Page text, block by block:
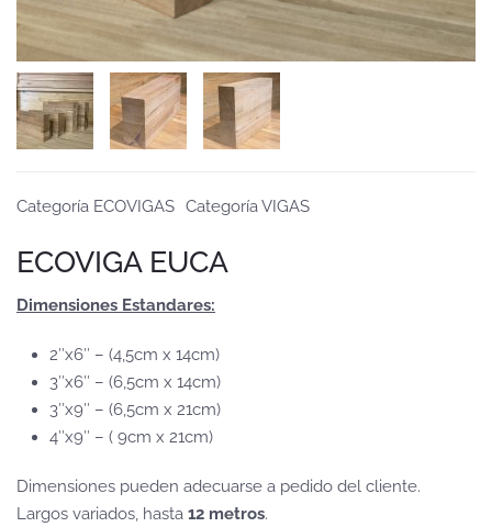
Categoría ECOVIGAS Categoría VIGAS
ECOVIGA EUCA
Dimensiones Estandares:
2″x6″ – (4,5cm x 14cm)
3″x6″ – (6,5cm x 14cm)
3″x9″ – (6,5cm x 21cm)
4″x9″ – ( 9cm x 21cm)
Dimensiones pueden adecuarse a pedido del cliente.
Largos variados, hasta 12 metros.